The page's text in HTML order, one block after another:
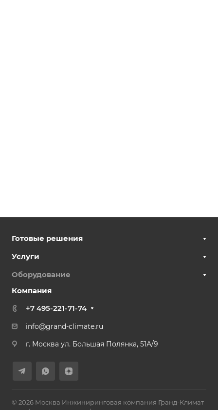
Готовые решения
Услуги
Оборудование
Компания
+7 495-221-71-74
info@grand-climate.ru
г. Москва ул. Большая Полянка, 51А/9
© 2026 Москва Инжиниринговая компания Гранд-Климат